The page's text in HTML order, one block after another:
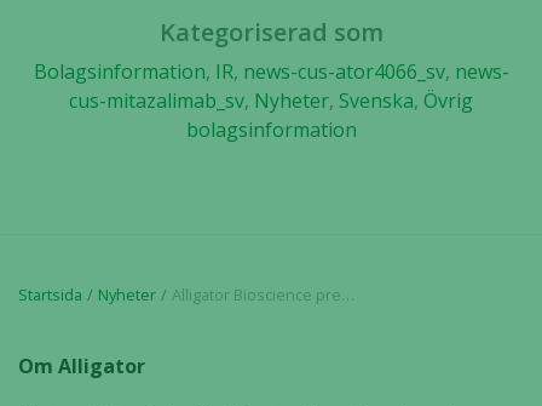
Kategoriserad som
Bolagsinformation, IR, news-cus-ator4066_sv, news-
cus-mitazalimab_sv, Nyheter, Svenska, Övrig
bolagsinformation
Startsida Nyheter Alligator Bioscience presenterar sitt CD40-program vid 3rd Annual Tumor Myeloid-Directed Therapies Summit i juli 2023
Om Alligator
med dig av dina
beteende när du
surfar ökar du
chansen att få se